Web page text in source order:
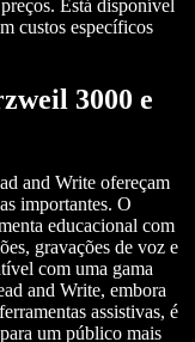
Está disponível
custos específicos
3000 e
and Write ofereçam
importantes. O
educacional com
gravações de voz e
com uma gama
and Write, embora
assistivas, é
um público mais